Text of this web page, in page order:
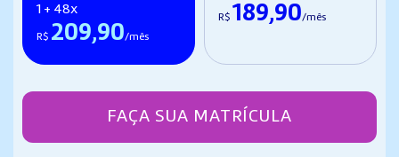
1 + 48x
R$ 209,90/mês
R$ 189,90/mês
FAÇA SUA MATRÍCULA